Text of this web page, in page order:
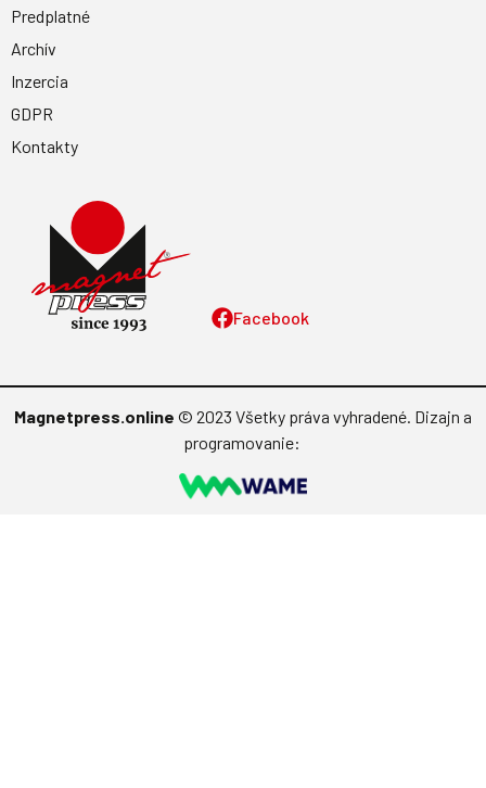
Facebook
Predplatné
Archív
Inzercia
GDPR
Kontakty
Magnetpress.online © 2023 Všetky práva vyhradené. Dizajn a
programovanie: